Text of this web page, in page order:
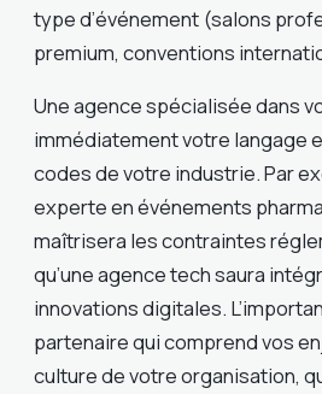
type d’événement (salons
premium, conventions
Une agence spécialisée dans
immédiatement votre langage
codes de votre industrie. Par
experte en événements
maîtrisera les contraintes
qu’une agence tech saura
innovations digitales.
partenaire qui comprend vos
culture de votre organisation,